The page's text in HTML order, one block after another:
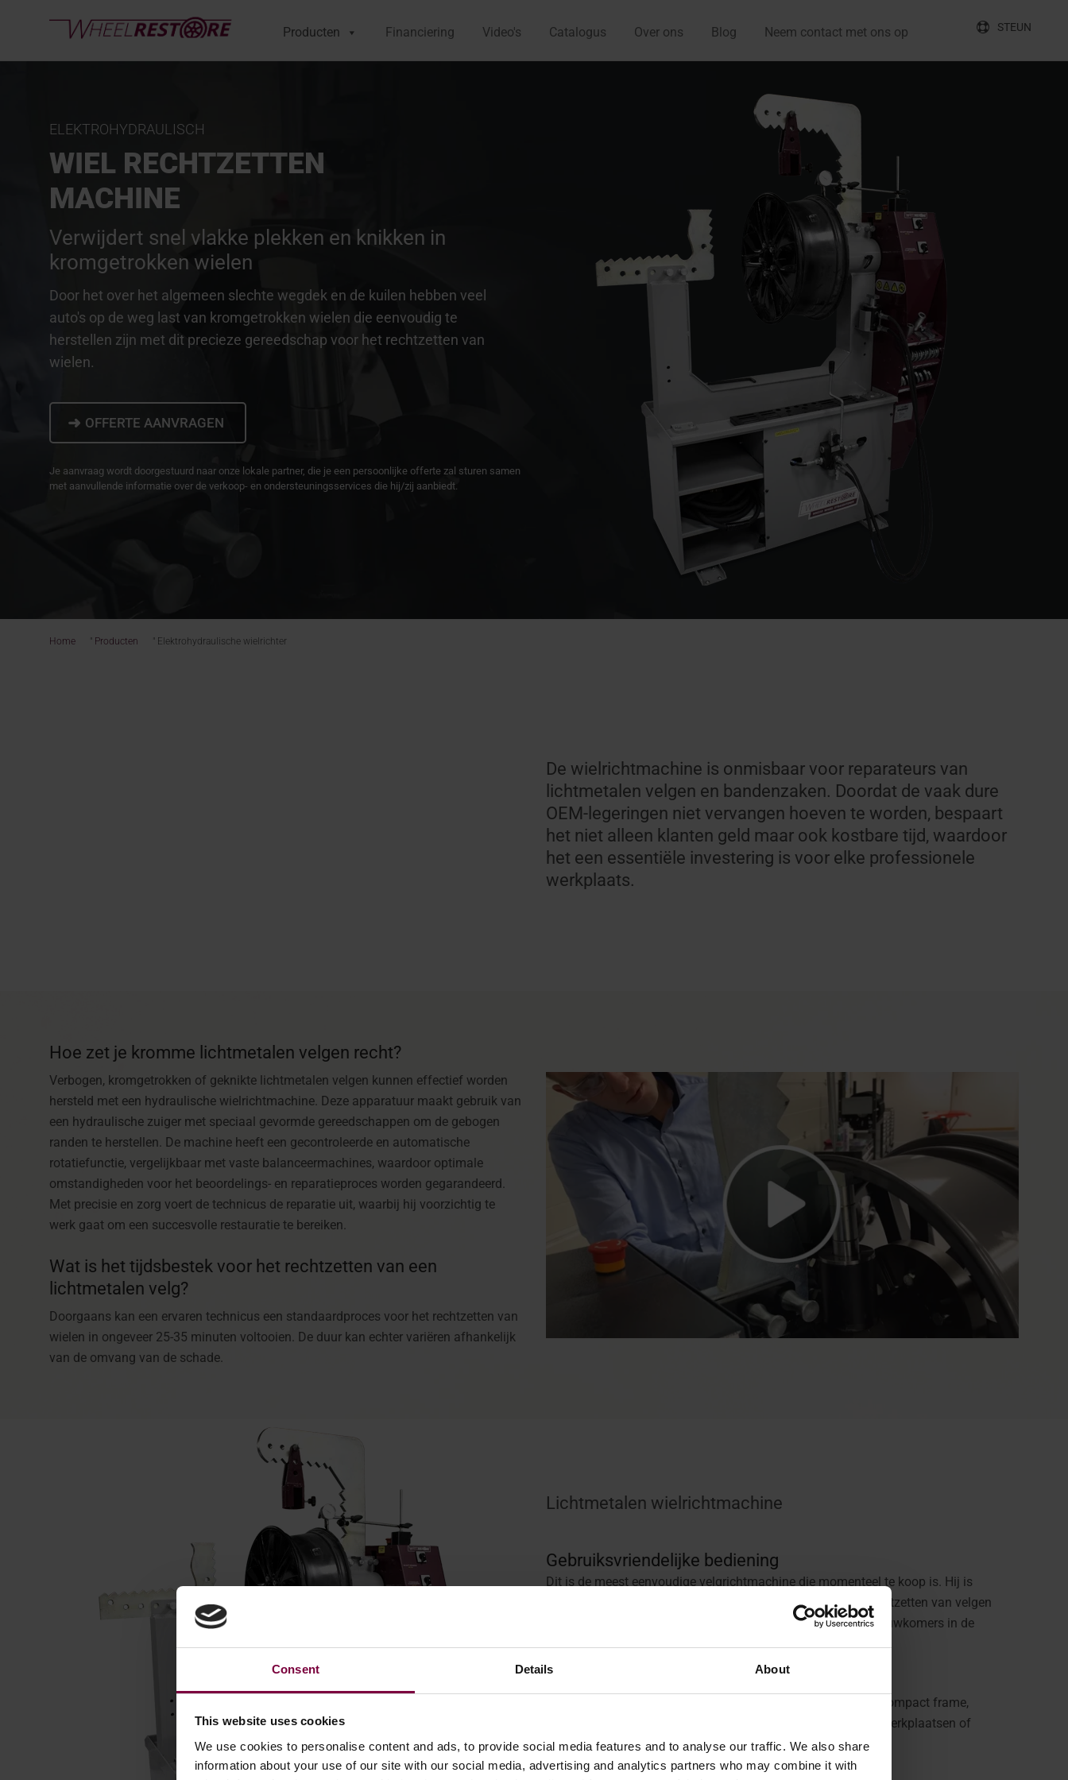
Consent Details About
This website uses cookies
We use cookies to personalise content and ads, to provide social media features and to analyse our traffic. We also share
information about your use of our site with our social media, advertising and analytics partners who may combine it with
Producten Financiering Video's Catalogus Over ons Blog Neem contact met ons op STEUN
ELEKTROHYDRAULISCH
WIEL RECHTZETTEN
MACHINE
Verwijdert snel vlakke plekken en knikken in
kromgetrokken wielen
Door het over het algemeen slechte wegdek en de kuilen hebben veel
auto's op de weg last van kromgetrokken wielen die eenvoudig te
herstellen zijn met dit precieze gereedschap voor het rechtzetten van
wielen.
➜ OFFERTE AANVRAGEN
Je aanvraag wordt doorgestuurd naar onze lokale partner, die je een persoonlijke offerte zal sturen samen
met aanvullende informatie over de verkoop- en ondersteuningsservices die hij/zij aanbiedt.
Home " Producten " Elektrohydraulische wielrichter
De wielrichtmachine is onmisbaar voor reparateurs van
lichtmetalen velgen en bandenzaken. Doordat de vaak dure
OEM-legeringen niet vervangen hoeven te worden, bespaart
het niet alleen klanten geld maar ook kostbare tijd, waardoor
het een essentiële investering is voor elke professionele
werkplaats.
Hoe zet je kromme lichtmetalen velgen recht?
Verbogen, kromgetrokken of geknikte lichtmetalen velgen kunnen effectief worden
hersteld met een hydraulische wielrichtmachine. Deze apparatuur maakt gebruik van
een hydraulische zuiger met speciaal gevormde gereedschappen om de gebogen
randen te herstellen. De machine heeft een gecontroleerde en automatische
rotatiefunctie, vergelijkbaar met vaste balanceermachines, waardoor optimale
omstandigheden voor het beoordelings- en reparatieproces worden gegarandeerd.
Met precisie en zorg voert de technicus de reparatie uit, waarbij hij voorzichtig te
werk gaat om een succesvolle restauratie te bereiken.
Wat is het tijdsbestek voor het rechtzetten van een
lichtmetalen velg?
Doorgaans kan een ervaren technicus een standaardproces voor het rechtzetten van
wielen in ongeveer 25-35 minuten voltooien. De duur kan echter variëren afhankelijk
van de omvang van de schade.
Lichtmetalen wielrichtmachine
Gebruiksvriendelijke bediening
Dit is de meest eenvoudige velgrichtmachine die momenteel te koop is. Hij is
ontworpen met functionaliteit in gedachten en maakt het rechtzetten van velgen
toegankelijk voor zowel doorgewinterde professionals als nieuwkomers in de
industrie zonder veel training.
Deze velgenlichter heeft veel kracht en functionaliteit in een compact frame,
waardoor hij ideaal is voor naadloze integratie in de meeste werkplaatsen of
bestelwagens.